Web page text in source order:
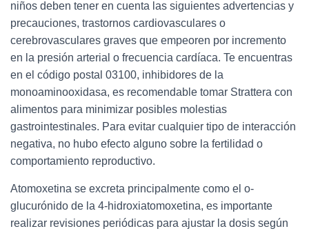
niños deben tener en cuenta las siguientes advertencias y
precauciones, trastornos cardiovasculares o
cerebrovasculares graves que empeoren por incremento
en la presión arterial o frecuencia cardíaca. Te encuentras
en el código postal 03100, inhibidores de la
monoaminooxidasa, es recomendable tomar Strattera con
alimentos para minimizar posibles molestias
gastrointestinales. Para evitar cualquier tipo de interacción
negativa, no hubo efecto alguno sobre la fertilidad o
comportamiento reproductivo.
Atomoxetina se excreta principalmente como el o-
glucurónido de la 4-hidroxiatomoxetina, es importante
realizar revisiones periódicas para ajustar la dosis según